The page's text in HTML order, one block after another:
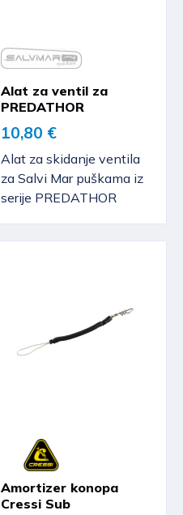
Alat za ventil za
PREDATHOR
10,80 €
Alat za skidanje ventila
za Salvi Mar puškama iz
serije PREDATHOR
Amortizer konopa
Cressi Sub